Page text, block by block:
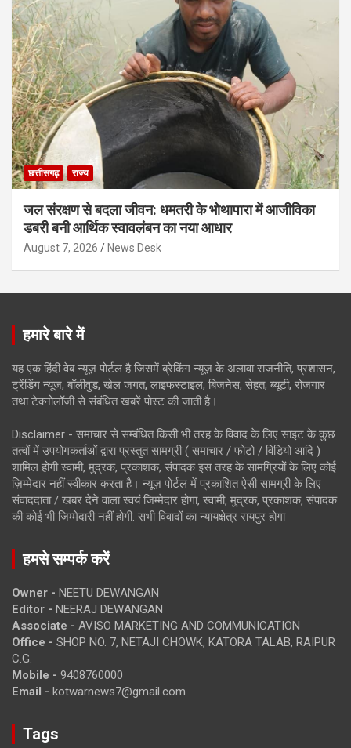
छत्तीसगढ़ राज्य
जल संरक्षण से बदला जीवन: धमतरी के भोथापारा में आजीविका
डबरी बनी आर्थिक स्वावलंबन का नया आधार
August 7, 2026 News Desk
हमारे बारे में
यह एक हिंदी वेब न्यूज़ पोर्टल है जिसमें ब्रेकिंग न्यूज़ के अलावा राजनीति, प्रशासन,
ट्रेंडिंग न्यूज, बॉलीवुड, खेल जगत, लाइफस्टाइल, बिजनेस, सेहत, ब्यूटी, रोजगार
तथा टेक्नोलॉजी से संबंधित खबरें पोस्ट की जाती है।
Disclaimer - समाचार से सम्बंधित किसी भी तरह के विवाद के लिए साइट के कुछ
तत्वों में उपयोगकर्ताओं द्वारा प्रस्तुत सामग्री ( समाचार / फोटो / विडियो आदि )
शामिल होगी स्वामी, मुद्रक, प्रकाशक, संपादक इस तरह के सामग्रियों के लिए कोई
ज़िम्मेदार नहीं स्वीकार करता है। न्यूज़ पोर्टल में प्रकाशित ऐसी सामग्री के लिए
संवाददाता / खबर देने वाला स्वयं जिम्मेदार होगा, स्वामी, मुद्रक, प्रकाशक, संपादक
की कोई भी जिम्मेदारी नहीं होगी. सभी विवादों का न्यायक्षेत्र रायपुर होगा
हमसे सम्पर्क करें
Owner - NEETU DEWANGAN
Editor - NEERAJ DEWANGAN
Associate - AVISO MARKETING AND COMMUNICATION
Office - SHOP NO. 7, NETAJI CHOWK, KATORA TALAB, RAIPUR
C.G.
Mobile - 9408760000
Email - kotwarnews7@gmail.com
Tags